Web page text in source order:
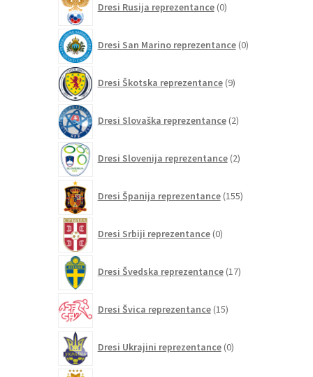
Dresi Rusija reprezentance 0izdelkov
Dresi San Marino reprezentance 0izdelkov
Dresi Škotska reprezentance 9izdelkov
Dresi Slovaška reprezentance 2izdelka
Dresi Slovenija reprezentance 2izdelka
Dresi Španija reprezentance 155izdelkov
Dresi Srbiji reprezentance 0izdelkov
Dresi Švedska reprezentance 17izdelkov
Dresi Švica reprezentance 15izdelkov
Dresi Ukrajini reprezentance 0izdelkov